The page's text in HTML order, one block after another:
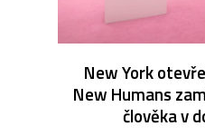
New York
New Humans
člověka v